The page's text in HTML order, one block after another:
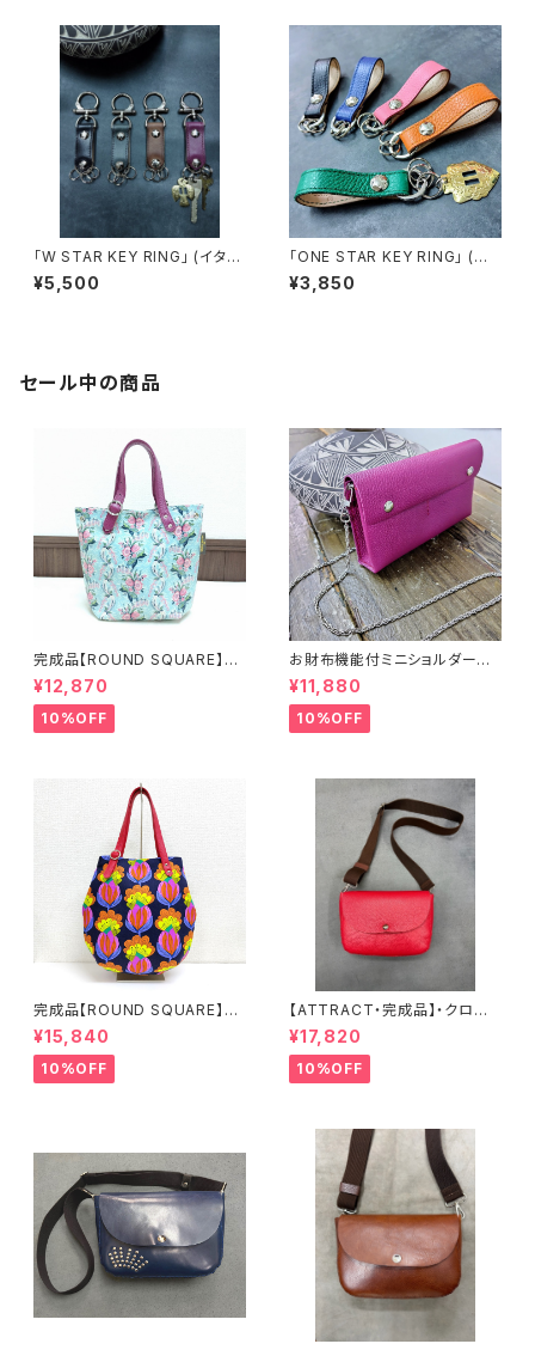
「W STAR KEY RING」 (イタリ
アンレザー・Maya製) 受注制作
品
¥5,500
「ONE STAR KEY RING」 (イタ
リアンレザー製) ＆ コレクショ
ン・コンチョチャームで彩る 受注
¥3,850
セール中の商品
完成品【ROUND SQUARE】ト
ート（S）「plume(A)」×パープル
ベリーレザー
¥12,870
10%OFF
お財布機能付ミニショルダー完
成品【SPRING】しなやかで発色
豊なイタリアンレザー（パープル
ベリー）
¥11,880
10%OFF
完成品【ROUND SQUARE】ト
ート（M）「ピーコック(C)」×レッ
ドレザー
¥15,840
10%OFF
【ATTRACT・完成品】・クロム
鞣しイタリアンレザー（レッド）シ
ョルダー
¥17,820
10%OFF